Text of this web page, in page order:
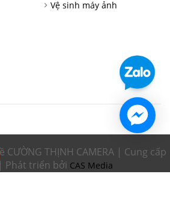
Vệ sinh máy ảnh
THỊNH CAMERA | Cung cấp
triển bởi CAS Media